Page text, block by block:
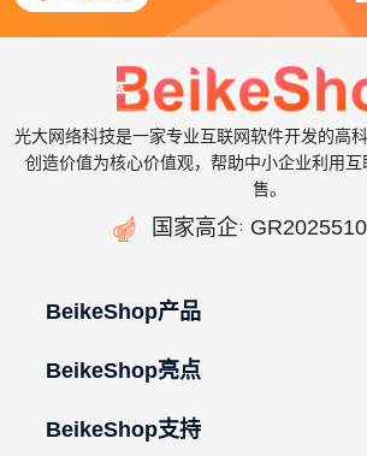
光大网络科技是一家专业互联网软件开发的高
创造价值为核心价值观，帮助中小企业利用
售。
 国家高企：
BeikeShop产品
BeikeShop亮点
BeikeShop支持